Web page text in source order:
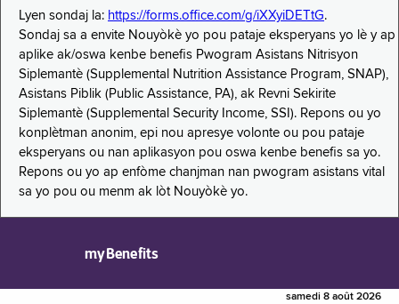
Lyen sondaj la: https://forms.office.com/g/iXXyiDETtG.
Sondaj sa a envite Nouyòkè yo pou pataje eksperyans yo lè y ap
aplike ak/oswa kenbe benefis Pwogram Asistans Nitrisyon
Siplemantè (Supplemental Nutrition Assistance Program, SNAP),
Asistans Piblik (Public Assistance, PA), ak Revni Sekirite
Siplemantè (Supplemental Security Income, SSI). Repons ou yo
konplètman anonim, epi nou apresye volonte ou pou pataje
eksperyans ou nan aplikasyon pou oswa kenbe benefis sa yo.
Repons ou yo ap enfòme chanjman nan pwogram asistans vital
sa yo pou ou menm ak lòt Nouyòkè yo.
myBenefits
samedi 8 août 2026